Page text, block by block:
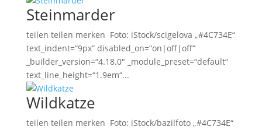
Steinmarder
teilen teilen merken Foto: iStock/scigelova „#4C734E“
text_indent=“9px“ disabled_on=“on|off|off“
_builder_version=“4.18.0″ _module_preset=“default“
text_line_height=“1.9em“...
Wildkatze
teilen teilen merken Foto: iStock/bazilfoto „#4C734E“